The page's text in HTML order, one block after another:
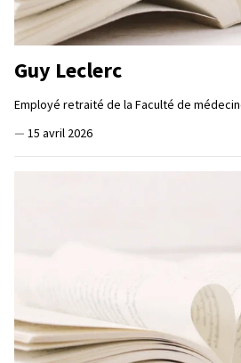
Guy Leclerc
Employé retraité de la Faculté de
— 15 avril 2026